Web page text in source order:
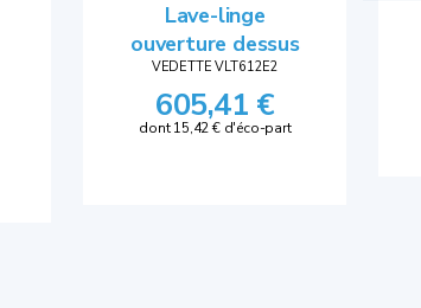
Lave-linge
ouverture dessus
VEDETTE VLT612E2
605,41 €
dont 15,42 € d'éco-part